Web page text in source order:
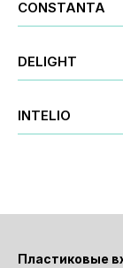
CONSTANTA
DELIGHT
INTELIO
Пластиковые